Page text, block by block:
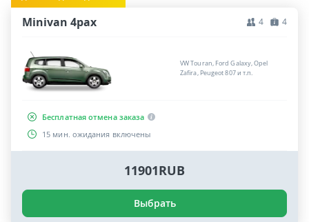
Minivan 4pax 4 4
VW Touran, Ford Galaxy, Opel
Zafira, Peugeot 807 и т.п.
Бесплатная отмена заказа
15 мин. ожидания включены
11901RUB
Выбрать